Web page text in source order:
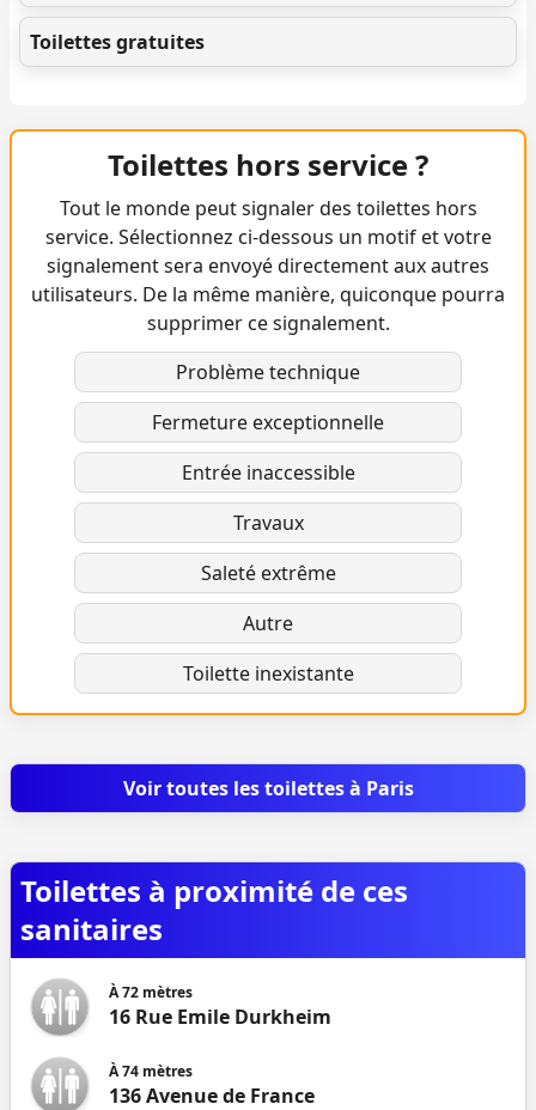
Toilettes gratuites
Toilettes hors service ?
Tout le monde peut signaler des toilettes hors
service. Sélectionnez ci-dessous un motif et votre
signalement sera envoyé directement aux autres
utilisateurs. De la même manière, quiconque pourra
supprimer ce signalement.
Problème technique
Fermeture exceptionnelle
Entrée inaccessible
Travaux
Saleté extrême
Autre
Toilette inexistante
Voir toutes les toilettes à Paris
Toilettes à proximité de ces
sanitaires
À72 mètres
16 Rue Emile Durkheim
À74 mètres
136 Avenue de France